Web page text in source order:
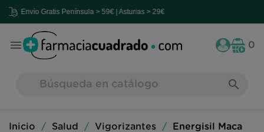
GratisPenínsula > 59€ | Asturias > 29€
 0
search
Inicio Salud Vigorizantes
Energisil Maca